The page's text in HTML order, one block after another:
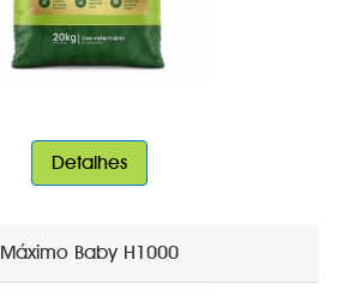
Detalhes
Máximo Baby H1000